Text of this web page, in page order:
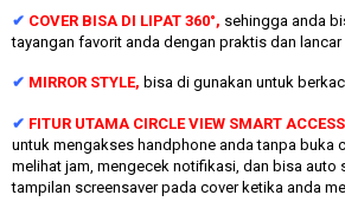
✔ COVER BISA DI LIPAT 360°, sehingga anda
tayangan favorit anda dengan praktis dan lancar
✔ MIRROR STYLE, bisa di gunakan untuk
✔ FITUR UTAMA CIRCLE VIEW SMART
untuk mengakses handphone anda tanpa buka
melihat jam, mengecek notifikasi, dan bisa auto
tampilan screensaver pada cover ketika anda